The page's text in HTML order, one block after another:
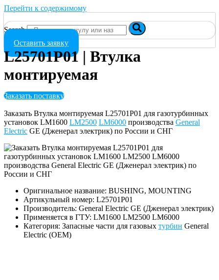
Перейти к содержимому
Search
Оставить заявку
L25701P01 | Втулка
монтируемая
Заказать поставку
Заказать Втулка монтируемая L25701P01 для газотурбинных
установок LM1600 LM2500 LM6000 производства General
Electric GE (Дженерал электрик) по России и СНГ
Оригинальное название: BUSHING, MOUNTING
Артикульный номер: L25701P01
Производитель: General Electric GE (Дженерал электрик)
Применяется в ГТУ: LM1600 LM2500 LM6000
Категория: Запасные части для газовых турбин General
Electric (OEM)